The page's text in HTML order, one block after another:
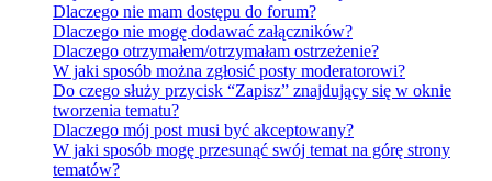
Dlaczego nie mam dostępu do forum?
Dlaczego nie mogę dodawać załączników?
Dlaczego otrzymałem/otrzymałam ostrzeżenie?
W jaki sposób można zgłosić posty moderatorowi?
Do czego służy przycisk “Zapisz” znajdujący się w oknie
tworzenia tematu?
Dlaczego mój post musi być akceptowany?
W jaki sposób mogę przesunąć swój temat na górę strony
tematów?